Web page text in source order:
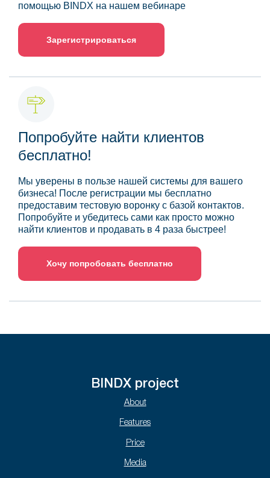
помощью BINDX на нашем вебинаре
Зарегистрироваться
Попробуйте найти клиентов
бесплатно!
Мы уверены в пользе нашей системы для вашего
бизнеса! После регистрации мы бесплатно
предоставим тестовую воронку с базой контактов.
Попробуйте и убедитесь сами как просто можно
найти клиентов и продавать в 4 раза быстрее!
Хочу попробовать бесплатно
BINDX project
About
Features
Price
Media